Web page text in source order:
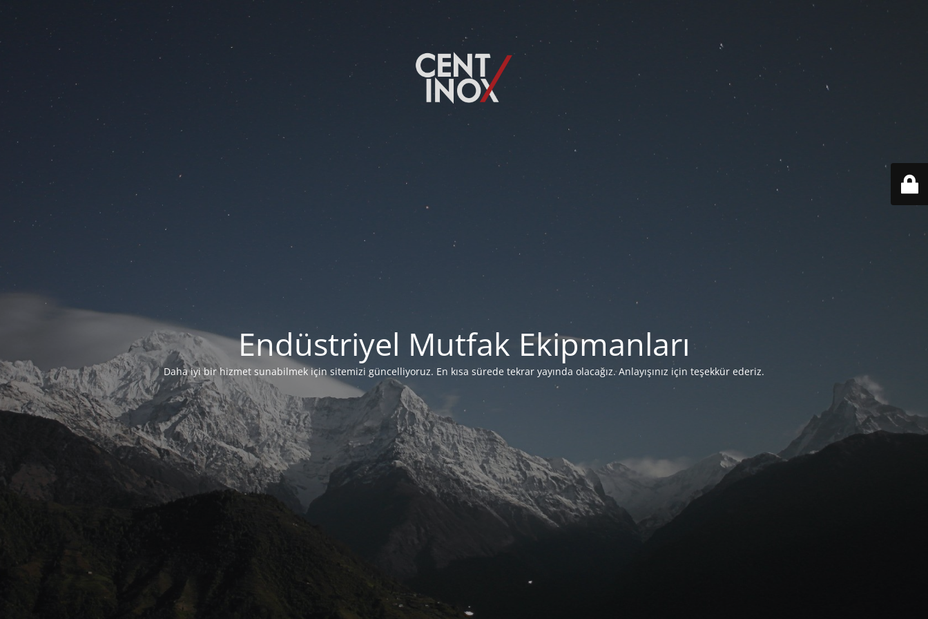
Endüstriyel Mutfak Ekipmanları
Daha iyi bir hizmet sunabilmek için sitemizi güncelliyoruz. En kısa sürede tekrar yayında olacağız. Anlayışınız için teşekkür ederiz.